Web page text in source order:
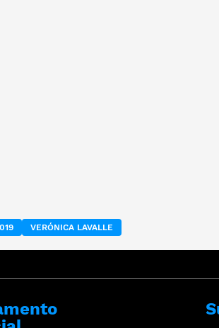
VERÓNICA LAVALLE